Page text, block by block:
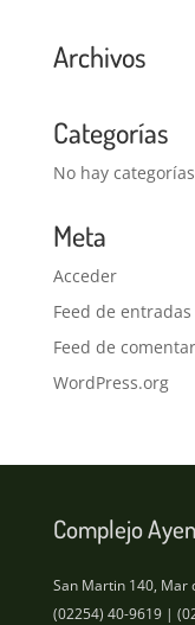
Archivos
Categorías
No hay categorías
Meta
Acceder
Feed de entradas
Feed de
WordPress.org
Complejo
San Martin 140, Mar
(02254) 40-9619 |